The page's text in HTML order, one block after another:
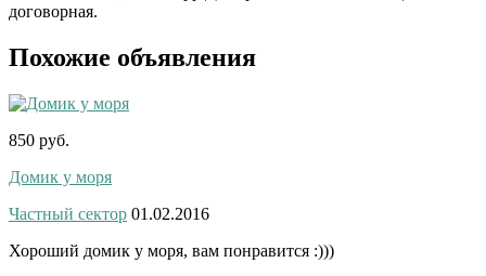
договорная.
Похожие объявления
850 руб.
Домик у моря
Частный сектор 01.02.2016
Хороший домик у моря, вам понравится :)))